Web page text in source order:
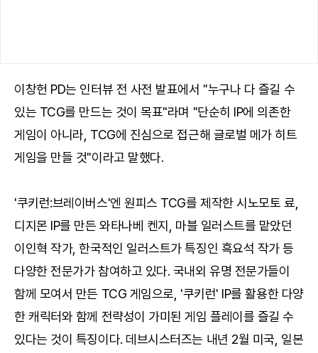
이창헌 PD는 인터뷰 전 사전 발표에서 "누구나 다 즐길 수
있는 TCG를 만드는 것이 목표"라며 "단순히 IP에 의존한
게임이 아니라, TCG에 진심으로 접근해 글로벌 메가 히트
게임을 만들 것"이라고 말했다.
'쿠키런:브레이버스'엔 원피스 TCG를 제작한 시노모토 료,
디지몬 IP를 만든 와타나베 켄지, 마블 일러스트를 맡았던
이인혁 작가, 한국적인 일러스트가 특징인 흑요석 작가 등
다양한 전문가가 참여하고 있다. 국내외 유명 전문가들이
함께 모여서 만든 TCG 게임으로, '쿠키런' IP를 활용한 다양
한 캐릭터와 함께 전략성이 가미된 게임 플레이를 즐길 수
있다는 것이 특징이다. 데브시스터즈는 내년 2월 미국, 일본